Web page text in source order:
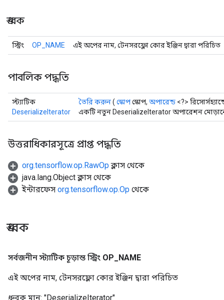
ধ্রুবক
স্ট্রিং OP_NAME এই অপের নাম, টেনসরফ্লো কোর ইঞ্জিন দ্বারা পরিচিত
পাবলিক পদ্ধতি
স্ট্যাটিক
DeserializeIterator
তৈরি করুন( স্কোপস্কোপ, অপারেন্ড <?>
একটি নতুন DeserializeIterator অপারেশন
উত্তরাধিকারসূত্রে প্রাপ্ত পদ্ধতি
org.tensorflow.op.RawOp ক্লাস থেকে
java.lang.Object ক্লাস থেকে
ইন্টারফেস org.tensorflow.op.Op থেকে
ধ্রুবক
সর্বজনীন স্ট্যাটিক চূড়ান্ত স্ট্রিং OP NAME
এই অপের নাম, টেনসরফ্লো কোর ইঞ্জিন দ্বারা পরিচিত
ধ্রুবক মান: "DeserializeIterator"